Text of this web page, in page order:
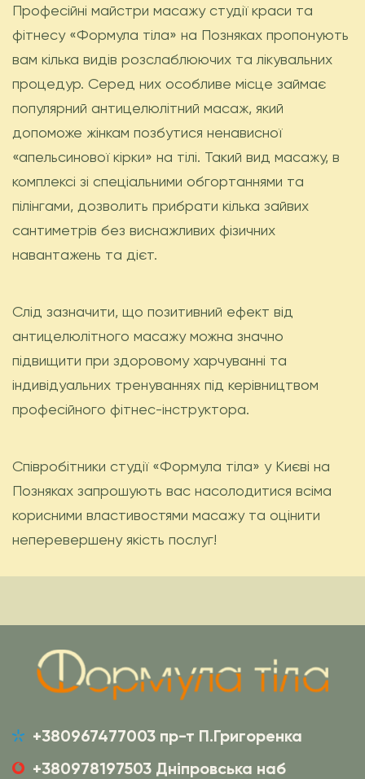
Професійні майстри масажу студії краси та
фітнесу «Формула тіла» на Позняках пропонують
вам кілька видів розслаблюючих та лікувальних
процедур. Серед них особливе місце займає
популярний антицелюлітний масаж, який
допоможе жінкам позбутися ненависної
«апельсинової кірки» на тілі. Такий вид масажу, в
комплексі зі спеціальними обгортаннями та
пілінгами, дозволить прибрати кілька зайвих
сантиметрів без виснажливих фізичних
навантажень та дієт.
Слід зазначити, що позитивний ефект від
антицелюлітного масажу можна значно
підвищити при здоровому харчуванні та
індивідуальних тренуваннях під керівництвом
професійного фітнес-інструктора.
Співробітники студії «Формула тіла» у Києві на
Позняках запрошують вас насолодитися всіма
корисними властивостями масажу та оцінити
неперевершену якість послуг!
+380967477003 пр-т П.Григоренка
+380978197503 Дніпровська наб